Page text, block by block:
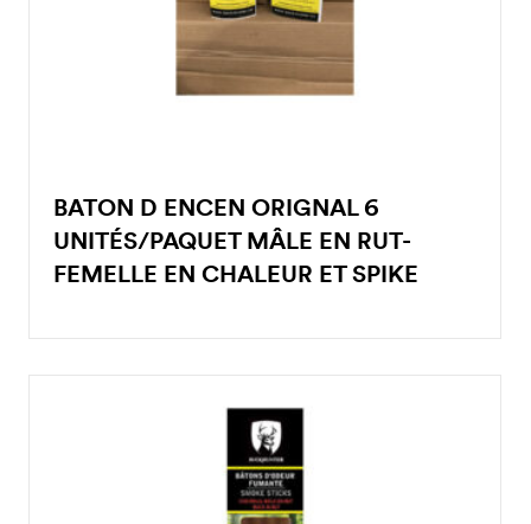
BATON D ENCEN ORIGNAL 6
UNITÉS/PAQUET MÂLE EN RUT-
FEMELLE EN CHALEUR ET SPIKE